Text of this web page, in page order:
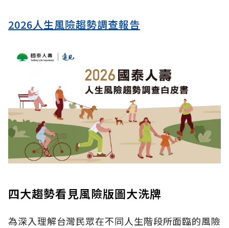
2026人生風險趨勢調查報告
四大趨勢看見風險版圖大洗牌
為深入理解台灣民眾在不同人生階段所面臨的風險